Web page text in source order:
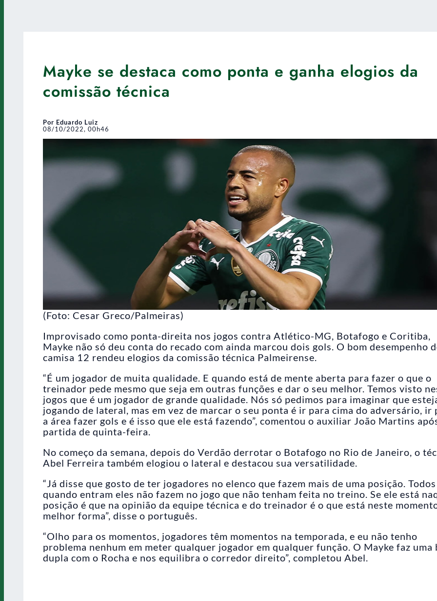
Mayke se destaca como ponta e ganha elogios da
comissão técnica
Por Eduardo Luiz
08/10/2022, 00h46
(Foto: Cesar Greco/Palmeiras)
Improvisado como ponta-direita nos jogos contra Atlético-MG, Botafogo e Coritiba,
Mayke não só deu conta do recado com ainda marcou dois gols. O bom desempenho
camisa 12 rendeu elogios da comissão técnica Palmeirense.
“É um jogador de muita qualidade. E quando está de mente aberta para fazer o que o
treinador pede mesmo que seja em outras funções e dar o seu melhor. Temos visto
jogos que é um jogador de grande qualidade. Nós só pedimos para imaginar que
jogando de lateral, mas em vez de marcar o seu ponta é ir para cima do adversário, ir
a área fazer gols e é isso que ele está fazendo”, comentou o auxiliar João Martins
partida de quinta-feira.
No começo da semana, depois do Verdão derrotar o Botafogo no Rio de Janeiro, o
Abel Ferreira também elogiou o lateral e destacou sua versatilidade.
“Já disse que gosto de ter jogadores no elenco que fazem mais de uma posição. Todos
quando entram eles não fazem no jogo que não tenham feita no treino. Se ele está
posição é que na opinião da equipe técnica e do treinador é o que está neste
melhor forma”, disse o português.
“Olho para os momentos, jogadores têm momentos na temporada, e eu não tenho
problema nenhum em meter qualquer jogador em qualquer função. O Mayke faz uma
dupla com o Rocha e nos equilibra o corredor direito”, completou Abel.